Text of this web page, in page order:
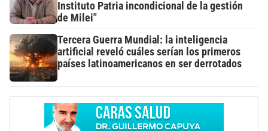
Instituto Patria incondicional de la gestión
de Milei"
Tercera Guerra Mundial: la inteligencia
artificial reveló cuáles serían los primeros
países latinoamericanos en ser derrotados